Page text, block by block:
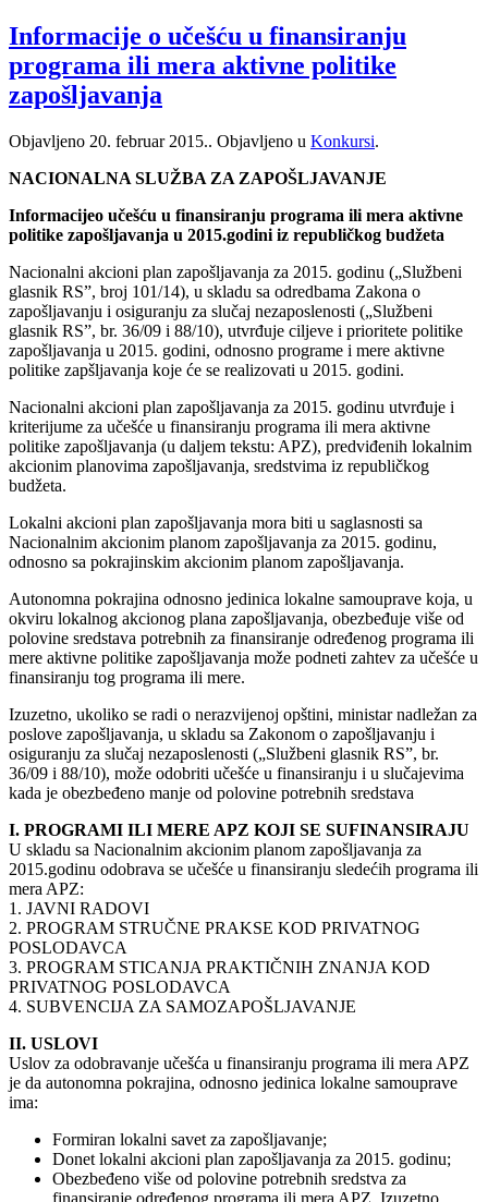
Informacije o učešću u finansiranju
programa ili mera aktivne politike
zapošljavanja
Objavljeno 20. februar 2015.. Objavljeno u Konkursi.
NACIONALNA SLUŽBA ZA ZAPOŠLJAVANJE
Informacijeo učešću u finansiranju programa ili mera aktivne
politike zapošljavanja u 2015.godini iz republičkog budžeta
Nacionalni akcioni plan zapošljavanja za 2015. godinu („Službeni
glasnik RS”, broj 101/14), u skladu sa odredbama Zakona o
zapošljavanju i osiguranju za slučaj nezaposlenosti („Službeni
glasnik RS”, br. 36/09 i 88/10), utvrđuje ciljeve i prioritete politike
zapošljavanja u 2015. godini, odnosno programe i mere aktivne
politike zapšljavanja koje će se realizovati u 2015. godini.
Nacionalni akcioni plan zapošljavanja za 2015. godinu utvrđuje i
kriterijume za učešće u finansiranju programa ili mera aktivne
politike zapošljavanja (u daljem tekstu: APZ), predviđenih lokalnim
akcionim planovima zapošljavanja, sredstvima iz republičkog
budžeta.
Lokalni akcioni plan zapošljavanja mora biti u saglasnosti sa
Nacionalnim akcionim planom zapošljavanja za 2015. godinu,
odnosno sa pokrajinskim akcionim planom zapošljavanja.
Autonomna pokrajina odnosno jedinica lokalne samouprave koja, u
okviru lokalnog akcionog plana zapošljavanja, obezbeđuje više od
polovine sredstava potrebnih za finansiranje određenog programa ili
mere aktivne politike zapošljavanja može podneti zahtev za učešće u
finansiranju tog programa ili mere.
Izuzetno, ukoliko se radi o nerazvijenoj opštini, ministar nadležan za
poslove zapošljavanja, u skladu sa Zakonom o zapošljavanju i
osiguranju za slučaj nezaposlenosti („Službeni glasnik RS”, br.
36/09 i 88/10), može odobriti učešće u finansiranju i u slučajevima
kada je obezbeđeno manje od polovine potrebnih sredstava
I. PROGRAMI ILI MERE APZ KOJI SE SUFINANSIRAJU
U skladu sa Nacionalnim akcionim planom zapošljavanja za
2015.godinu odobrava se učešće u finansiranju sledećih programa ili
mera APZ:
1. JAVNI RADOVI
2. PROGRAM STRUČNE PRAKSE KOD PRIVATNOG
POSLODAVCA
3. PROGRAM STICANJA PRAKTIČNIH ZNANJA KOD
PRIVATNOG POSLODAVCA
4. SUBVENCIJA ZA SAMOZAPOŠLJAVANJE
II. USLOVI
Uslov za odobravanje učešća u finansiranju programa ili mera APZ
je da autonomna pokrajina, odnosno jedinica lokalne samouprave
ima:
Formiran lokalni savet za zapošljavanje;
Donet lokalni akcioni plan zapošljavanja za 2015. godinu;
Obezbeđeno više od polovine potrebnih sredstva za
finansiranje određenog programa ili mera APZ. Izuzetno,